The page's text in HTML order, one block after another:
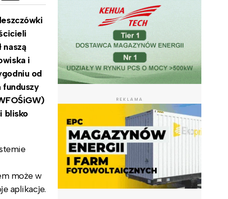
naszą
i
od
blisko
może w
aplikacje.
REKLAMA